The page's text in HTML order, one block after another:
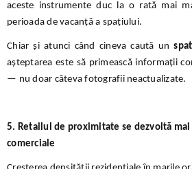
aceste instrumente duc la o rată mai
perioada de vacanță a spațiului.
Chiar și atunci când cineva caută un
așteptarea este să primească informații
— nu doar câteva fotografii neactualizate.
5. Retailul de proximitate se dezvoltă
comerciale